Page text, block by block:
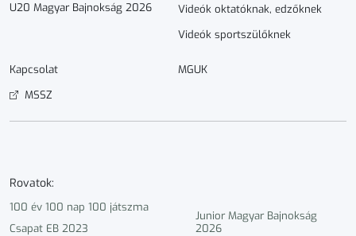
U20 Magyar Bajnokság 2026
Videók oktatóknak, edzőknek
Videók sportszülőknek
Kapcsolat
MGUK
MSSZ
Rovatok:
100 év 100 nap 100 játszma
Csapat EB 2023
Junior Magyar Bajnokság
2026